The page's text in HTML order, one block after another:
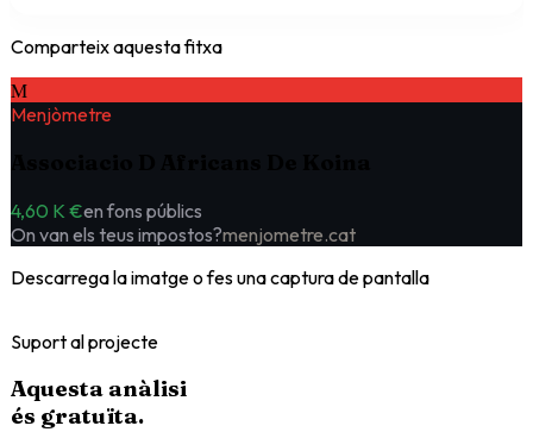
Comparteix aquesta fitxa
M
Menjòmetre
4,60 K €en fons públics
On van els teus impostos?menjometre.cat
Descarrega la imatge o fes una captura de pantalla
Suport al projecte
Aquesta anàlisi
és gratuïta.